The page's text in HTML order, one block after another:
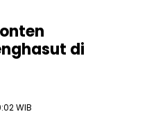
di
WIB